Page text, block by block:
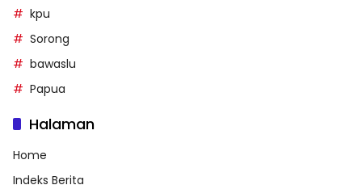
kpu
Sorong
bawaslu
Papua
Halaman
Home
Indeks Berita